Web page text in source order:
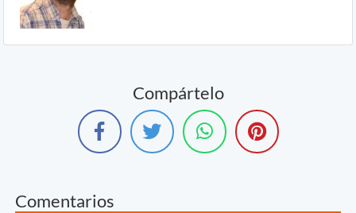
Compártelo
Comentarios